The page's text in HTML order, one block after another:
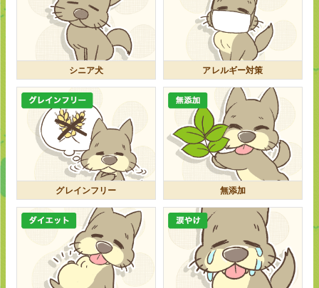
シニア犬 アレルギー対策
グレインフリー 無添加